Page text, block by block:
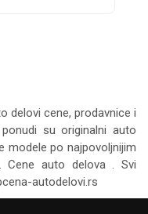
delovi cene, prodavnice i
su originalni auto
modele po najpovoljnijim
Cene auto delova . Svi
autodelovi.rs